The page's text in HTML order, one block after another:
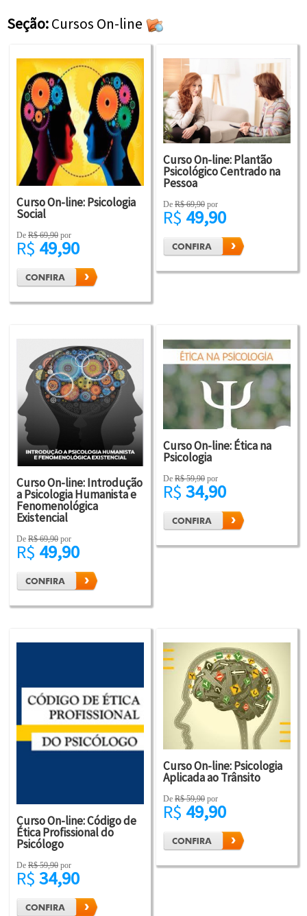
Seção:Cursos On-line
Curso On-line: Psicologia
Social
De R$ 69,90 por
R$ 49,90
Curso On-line: Plantão
Psicológico Centrado na
Pessoa
De R$ 69,90 por
R$ 49,90
Curso On-line: Introdução
a Psicologia Humanista e
Fenomenológica
Existencial
De R$ 69,90 por
R$ 49,90
Curso On-line: Ética na
Psicologia
De R$ 59,90 por
R$ 34,90
Curso On-line: Código de
Ética Profissional do
Psicólogo
De R$ 59,90 por
R$ 34,90
Curso On-line: Psicologia
Aplicada ao Trânsito
De R$ 59,90 por
R$ 49,90